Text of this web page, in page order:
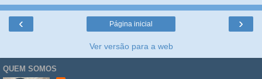
‹ ›
Página inicial
Ver versão para a web
QUEM SOMOS